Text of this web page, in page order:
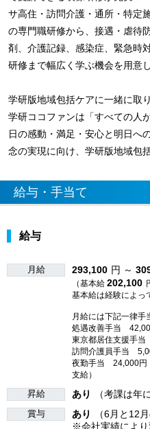
サ高住・訪問介護・通所・特定
の専門職研修から、接遇・虐待
剤、介護記録、感染症、緊急時
研修まで幅広く学ぶ機会を用意
学研版地域包括ケアに一緒に取
学研ココファンは「すべての人
日の感動・満足・安心と明日へ
念の実現に向け、学研版地域包
給与・手当て
給与
月給 293,100 円 ～
（基本給 202,100
基本給は経験によっ
月給には下記一律手
処遇改善手当
東京都居住支援手
訪問介護員手当
夜勤手当 24,000円
支給）
昇給 あり （考課は年
賞与 あり
（6月と12
※会社実績によ